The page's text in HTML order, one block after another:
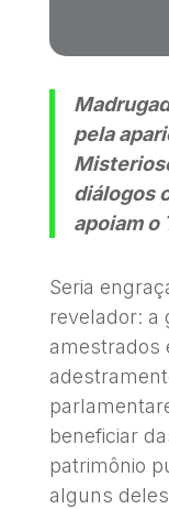
pela
diálogos
apoiam
Seria
revelador: a
amestrados
beneficiar
patrimônio
alguns